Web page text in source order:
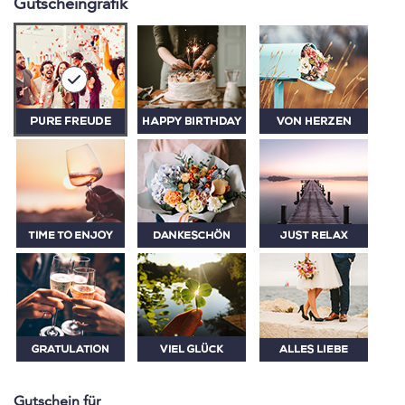
Gutscheingrafik